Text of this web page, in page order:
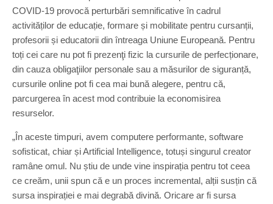
COVID-19 provocă perturbări semnificative în cadrul
activităților de educație, formare și mobilitate pentru cursanții,
profesorii și educatorii din întreaga Uniune Europeană. Pentru
toți cei care nu pot fi prezenţi fizic la cursurile de perfecționare,
din cauza obligaţiilor personale sau a măsurilor de siguranță,
cursurile online pot fi cea mai bună alegere, pentru că,
parcurgerea în acest mod contribuie la economisirea
resurselor.
„În aceste timpuri, avem computere performante, software
sofisticat, chiar și Artificial Intelligence, totuși singurul creator
ramâne omul. Nu știu de unde vine inspirația pentru tot ceea
ce creăm, unii spun că e un proces incremental, alții susțin că
sursa inspirației e mai degrabă divină. Oricare ar fi sursa